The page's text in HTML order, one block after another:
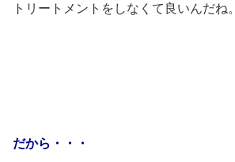
トリートメントをしなくて良いんだね。
だから・・・